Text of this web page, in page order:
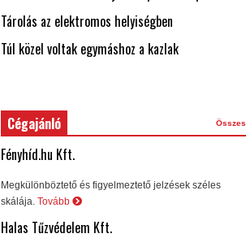
Tárolás az elektromos helyiségben
Túl közel voltak egymáshoz a kazlak
Cégajánló Összes
Fényhíd.hu Kft.
Megkülönböztető és figyelmeztető jelzések széles
skálája. Tovább
Halas Tűzvédelem Kft.